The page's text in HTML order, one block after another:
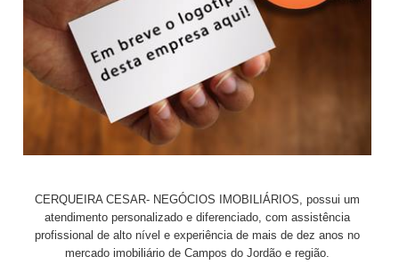
CERQUEIRA CESAR- NEGÓCIOS IMOBILIÁRIOS, possui um
atendimento personalizado e diferenciado, com assistência
profissional de alto nível e experiência de mais de dez anos no
mercado imobiliário de Campos do Jordão e região.